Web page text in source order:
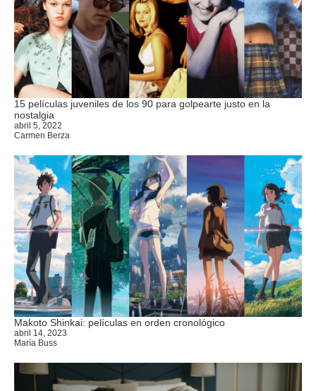
15 películas juveniles de los 90 para golpearte justo en la
nostalgia
abril 5, 2022
Carmen Berza
Makoto Shinkai: películas en orden cronológico
abril 14, 2023
María Buss